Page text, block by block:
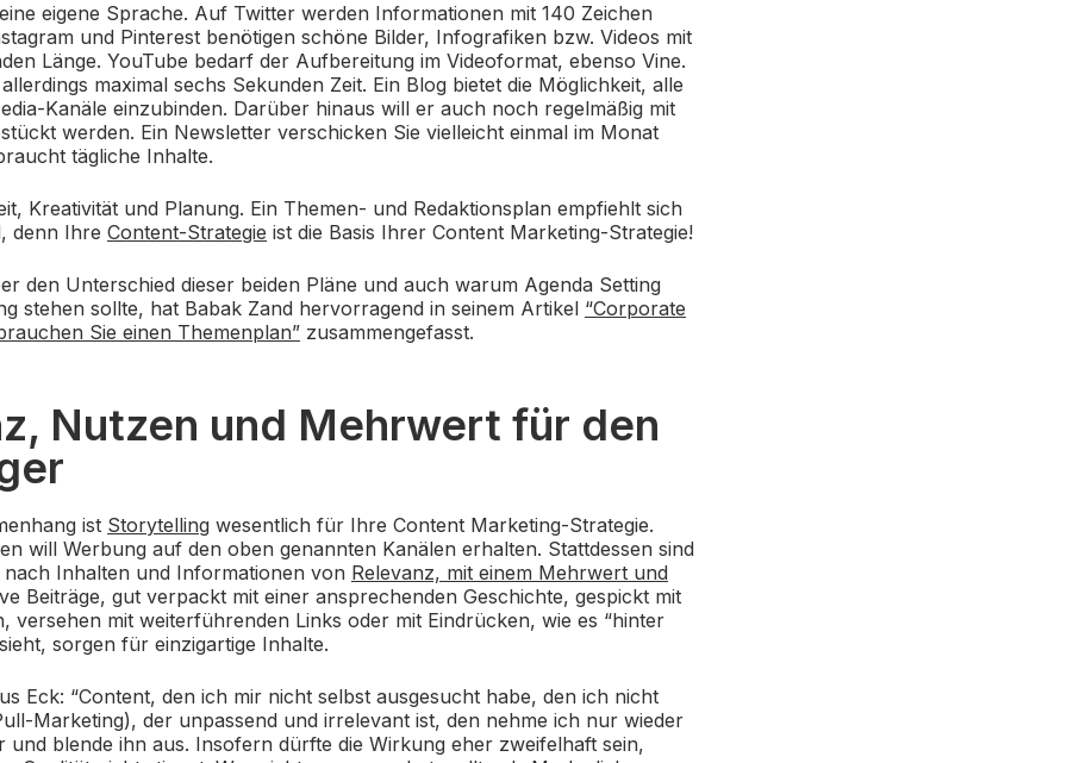
eigene Sprache. Auf Twitter werden Informationen mit 140 Zeichen
und Pinterest benötigen schöne Bilder, Infografiken bzw. Videos mit
Länge. YouTube bedarf der Aufbereitung im Videoformat, ebenso Vine.
maximal sechs Sekunden Zeit. Ein Blog bietet die Möglichkeit, alle
Kanäle einzubinden. Darüber hinaus will er auch noch regelmäßig mit
werden. Ein Newsletter verschicken Sie vielleicht einmal im Monat
tägliche Inhalte.
Kreativität und Planung. Ein Themen- und Redaktionsplan empfiehlt sich
denn Ihre Content-Strategie ist die Basis Ihrer Content Marketing-Strategie!
den Unterschied dieser beiden Pläne und auch warum Agenda Setting
stehen sollte, hat Babak Zand hervorragend in seinem Artikel “Corporate
Sie einen Themenplan” zusammengefasst.
Nutzen und Mehrwert für den
ist Storytelling wesentlich für Ihre Content Marketing-Strategie.
will Werbung auf den oben genannten Kanälen erhalten. Stattdessen sind
Inhalten und Informationen von Relevanz, mit einem Mehrwert und
Beiträge, gut verpackt mit einer ansprechenden Geschichte, gespickt mit
versehen mit weiterführenden Links oder mit Eindrücken, wie es “hinter
sorgen für einzigartige Inhalte.
Eck: “Content, den ich mir nicht selbst ausgesucht habe, den ich nicht
Marketing), der unpassend und irrelevant ist, den nehme ich nur wieder
und blende ihn aus. Insofern dürfte die Wirkung eher zweifelhaft sein,